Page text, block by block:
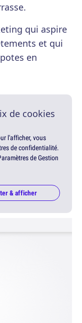
qui aspire
et qui
en
de cookies
l'afficher, vous
de confidentialité.
de Gestion
& afficher